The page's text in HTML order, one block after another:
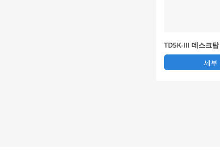
TD5K-III 데스크
세부